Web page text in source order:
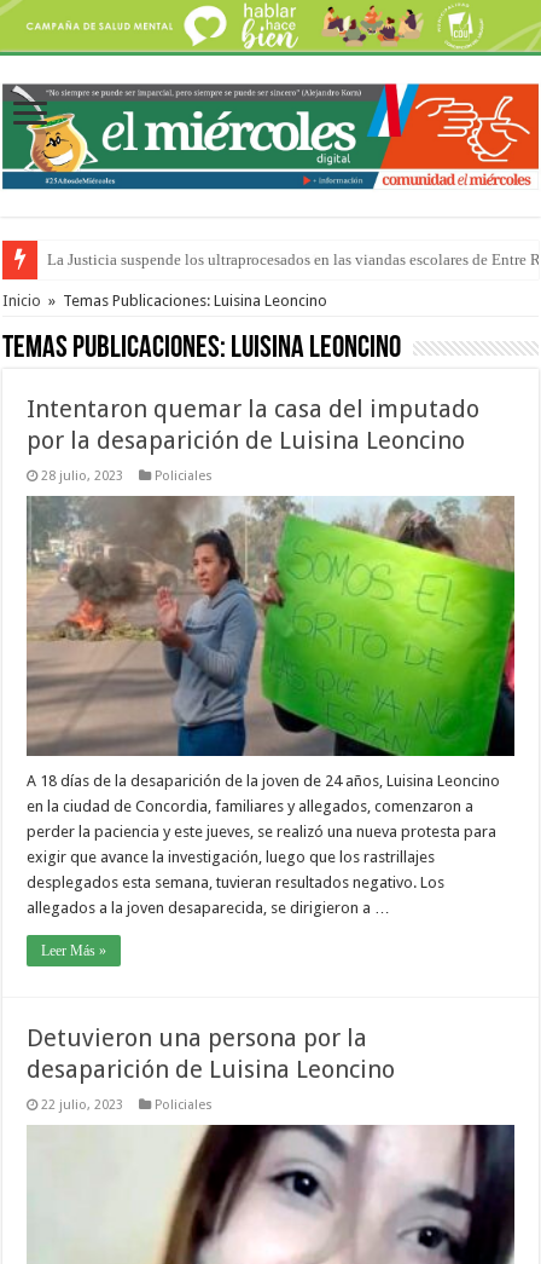
Se presentará la obra “La Runfla de los Macanos”
Inicio » Temas Publicaciones: Luisina Leoncino
Temas Publicaciones: Luisina Leoncino
Intentaron quemar la casa del imputado
por la desaparición de Luisina Leoncino
28 julio, 2023 Policiales
A 18 días de la desaparición de la joven de 24 años, Luisina Leoncino
en la ciudad de Concordia, familiares y allegados, comenzaron a
perder la paciencia y este jueves, se realizó una nueva protesta para
exigir que avance la investigación, luego que los rastrillajes
desplegados esta semana, tuvieran resultados negativo. Los
allegados a la joven desaparecida, se dirigieron a …
Leer Más »
Detuvieron una persona por la
desaparición de Luisina Leoncino
22 julio, 2023 Policiales